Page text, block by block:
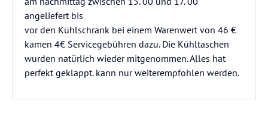
angeliefert bis
vor den Kühlschrank bei einem Warenwert von 46 €
kamen 4€ Servicegebühren dazu. Die Kühltaschen
wurden natürlich wieder mitgenommen. Alles hat
perfekt geklappt. kann nur weiterempfohlen werden.